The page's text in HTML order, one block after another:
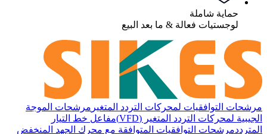
حماية شاملة
لوجستيات فعالة & ما بعد البيع
مرشحات التوافقيات لمحركات التردد المتغير مرشحات الموجة
الجيبية لمحركات التردد المتغير (VFD)
مفاعل خط التيار
المترددمرشحات التوافقيات المتوافقة مع محرك الجهد المنخفض